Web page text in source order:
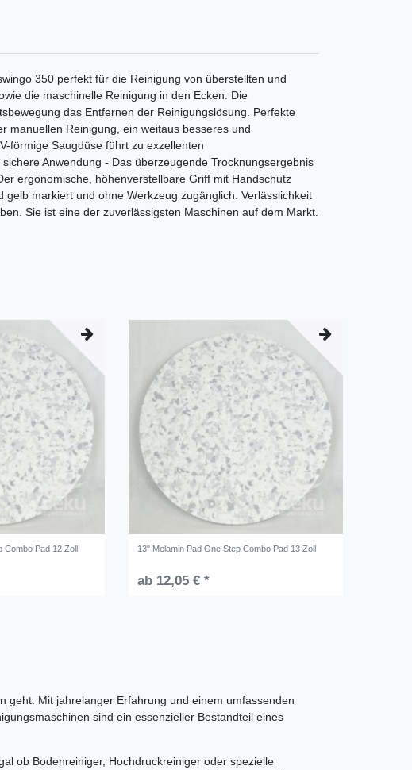
350 perfekt für die Reinigung von überstellten und
die maschinelle Reinigung in den Ecken. Die
das Entfernen der Reinigungslösung. Perfekte
manuellen Reinigung, ein weitaus besseres und
förmige Saugdüse führt zu exzellenten
Anwendung - Das überzeugende Trocknungsergebnis
ergonomische, höhenverstellbare Griff mit Handschutz
markiert und ohne Werkzeug zugänglich. Verlässlichkeit
Sie ist eine der zuverlässigsten Maschinen auf dem Markt.
Combo Pad 12 Zoll 13" Melamin Pad One Step Combo Pad 13 Zoll
ab 12,05 € *
geht. Mit jahrelanger Erfahrung und einem umfassenden
sind ein essenzieller Bestandteil eines
ob Bodenreiniger, Hochdruckreiniger oder spezielle